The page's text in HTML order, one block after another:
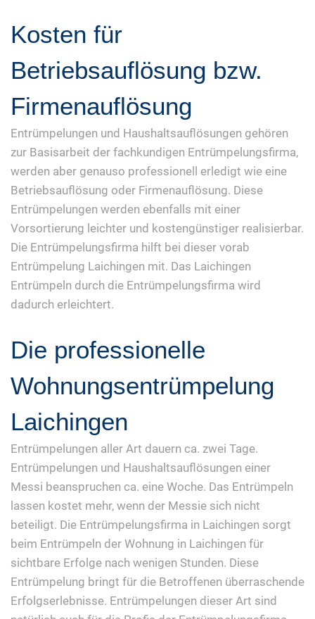
Kosten für
Betriebsauflösung bzw.
Firmenauflösung
Entrümpelungen und Haushaltsauflösungen gehören
zur Basisarbeit der fachkundigen Entrümpelungsfirma,
werden aber genauso professionell erledigt wie eine
Betriebsauflösung oder Firmenauflösung. Diese
Entrümpelungen werden ebenfalls mit einer
Vorsortierung leichter und kostengünstiger realisierbar.
Die Entrümpelungsfirma hilft bei dieser vorab
Entrümpelung Laichingen mit. Das Laichingen
Entrümpeln durch die Entrümpelungsfirma wird
dadurch erleichtert.
Die professionelle
Wohnungsentrümpelung
Laichingen
Entrümpelungen aller Art dauern ca. zwei Tage.
Entrümpelungen und Haushaltsauflösungen einer
Messi beanspruchen ca. eine Woche. Das Entrümpeln
lassen kostet mehr, wenn der Messie sich nicht
beteiligt. Die Entrümpelungsfirma in Laichingen sorgt
beim Entrümpeln der Wohnung in Laichingen für
sichtbare Erfolge nach wenigen Stunden. Diese
Entrümpelung bringt für die Betroffenen überraschende
Erfolgserlebnisse. Entrümpelungen dieser Art sind